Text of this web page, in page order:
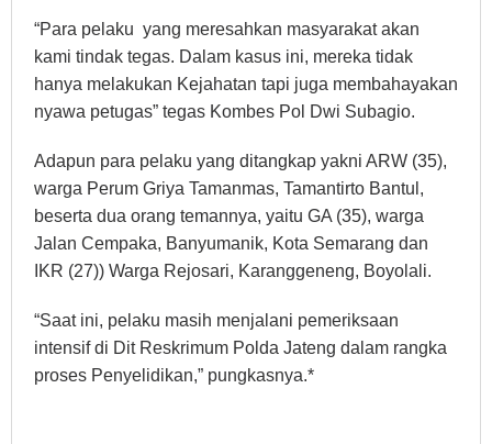
“Para pelaku yang meresahkan masyarakat akan
kami tindak tegas. Dalam kasus ini, mereka tidak
hanya melakukan Kejahatan tapi juga membahayakan
nyawa petugas” tegas Kombes Pol Dwi Subagio.
Adapun para pelaku yang ditangkap yakni ARW (35),
warga Perum Griya Tamanmas, Tamantirto Bantul,
beserta dua orang temannya, yaitu GA (35), warga
Jalan Cempaka, Banyumanik, Kota Semarang dan
IKR (27)) Warga Rejosari, Karanggeneng, Boyolali.
“Saat ini, pelaku masih menjalani pemeriksaan
intensif di Dit Reskrimum Polda Jateng dalam rangka
proses Penyelidikan,” pungkasnya.*